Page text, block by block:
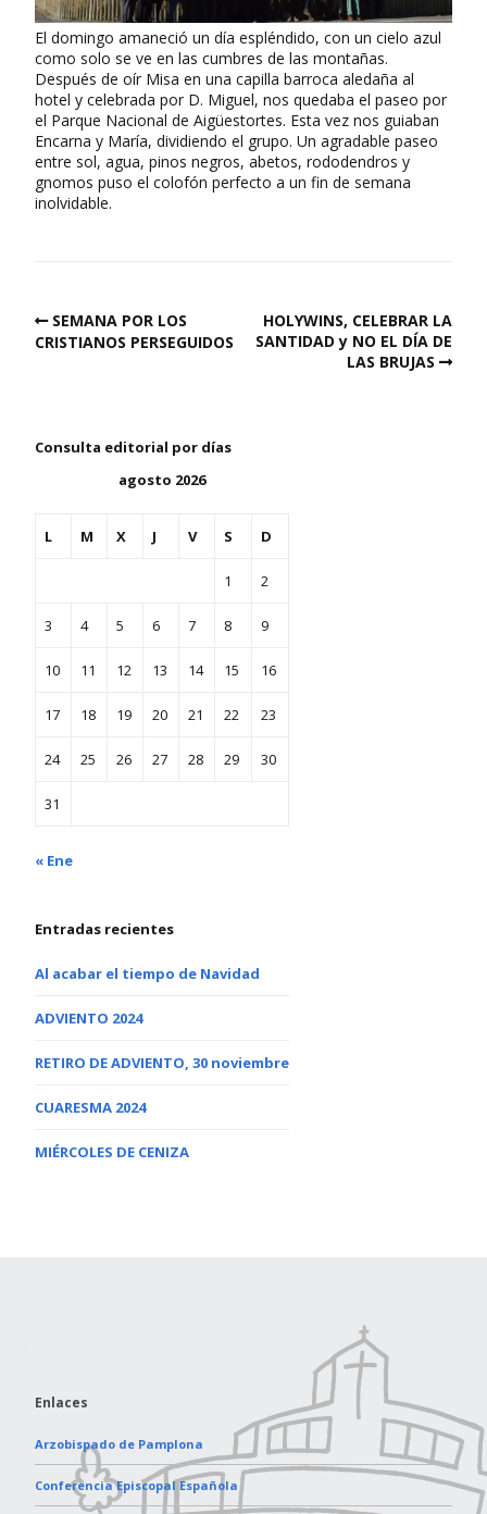
El domingo amaneció un día espléndido, con un cielo azul
como solo se ve en las cumbres de las montañas.
Después de oír Misa en una capilla barroca aledaña al
hotel y celebrada por D. Miguel, nos quedaba el paseo por
el Parque Nacional de Aigüestortes. Esta vez nos guiaban
Encarna y María, dividiendo el grupo. Un agradable paseo
entre sol, agua, pinos negros, abetos, rododendros y
gnomos puso el colofón perfecto a un fin de semana
inolvidable.
SEMANA POR LOS
CRISTIANOS PERSEGUIDOS
HOLYWINS, CELEBRAR LA
SANTIDAD y NO EL DÍA DE
LAS BRUJAS
Consulta editorial por días
agosto 2026
L M X J V S D
1 2
3 4 5 6 7 8 9
10 11 12 13 14 15 16
17 18 19 20 21 22 23
24 25 26 27 28 29 30
31
« Ene
Entradas recientes
Al acabar el tiempo de Navidad
ADVIENTO 2024
RETIRO DE ADVIENTO, 30 noviembre
CUARESMA 2024
MIÉRCOLES DE CENIZA
Enlaces
Arzobispado de Pamplona
Conferencia Episcopal Española